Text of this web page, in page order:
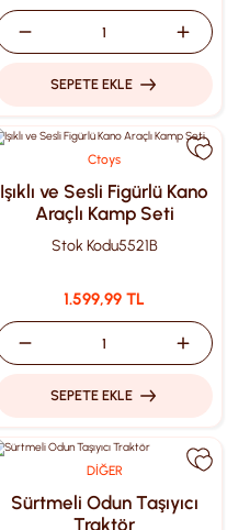
SEPETE EKLE
Ctoys
Işıklı ve Sesli Figürlü Kano
Araçlı Kamp Seti
Stok Kodu5521B
1.599,99 TL
SEPETE EKLE
DİĞER
Sürtmeli Odun Taşıyıcı
Traktör